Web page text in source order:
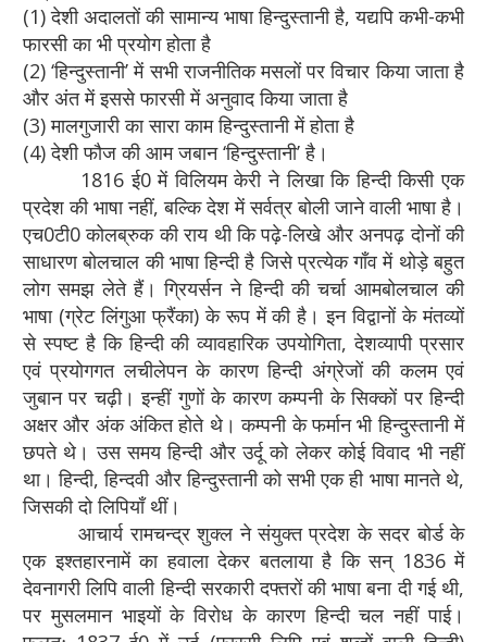
(1) देशी अदालतों की सामान्य भाषा हिन्दुस्तानी है, यद्यपि कभी-कभी
फारसी का भी प्रयोग होता है
(2) ‘हिन्दुस्तानी’ में सभी राजनीतिक मसलों पर विचार किया जाता है
और अंत में इससे फारसी में अनुवाद किया जाता है
(3) मालगुजारी का सारा काम हिन्दुस्तानी में होता है
(4) देशी फौज की आम जबान ‘हिन्दुस्तानी’ है।
1816 ई0 में विलियम केरी ने लिखा कि हिन्दी किसी एक
प्रदेश की भाषा नहीं, बल्कि देश में सर्वत्र बोली जाने वाली भाषा है।
एच0टी0 कोलब्रुक की राय थी कि पढ़े-लिखे और अनपढ़ दोनों की
साधारण बोलचाल की भाषा हिन्दी है जिसे प्रत्येक गाँव में थोड़े बहुत
लोग समझ लेते हैं। ग्रियर्सन ने हिन्दी की चर्चा आमबोलचाल की
भाषा (ग्रेट लिंगुआ फ्रैंका) के रूप में की है। इन विद्वानों के मंतव्यों
से स्पष्ट है कि हिन्दी की व्यावहारिक उपयोगिता, देशव्यापी प्रसार
एवं प्रयोगगत लचीलेपन के कारण हिन्दी अंग्रेजों की कलम एवं
जुबान पर चढ़ी। इन्हीं गुणों के कारण कम्पनी के सिक्कों पर हिन्दी
अक्षर और अंक अंकित होते थे। कम्पनी के फर्मान भी हिन्दुस्तानी में
छपते थे। उस समय हिन्दी और उर्दू को लेकर कोई विवाद भी नहीं
था। हिन्दी, हिन्दवी और हिन्दुस्तानी को सभी एक ही भाषा मानते थे,
जिसकी दो लिपियाँ थीं।
आचार्य रामचन्द्र शुक्ल ने संयुक्त प्रदेश के सदर बोर्ड के
एक इश्तहारनामें का हवाला देकर बतलाया है कि सन् 1836 में
देवनागरी लिपि वाली हिन्दी सरकारी दफ्तरों की भाषा बना दी गई थी,
पर मुसलमान भाइयों के विरोध के कारण हिन्दी चल नहीं पाई।